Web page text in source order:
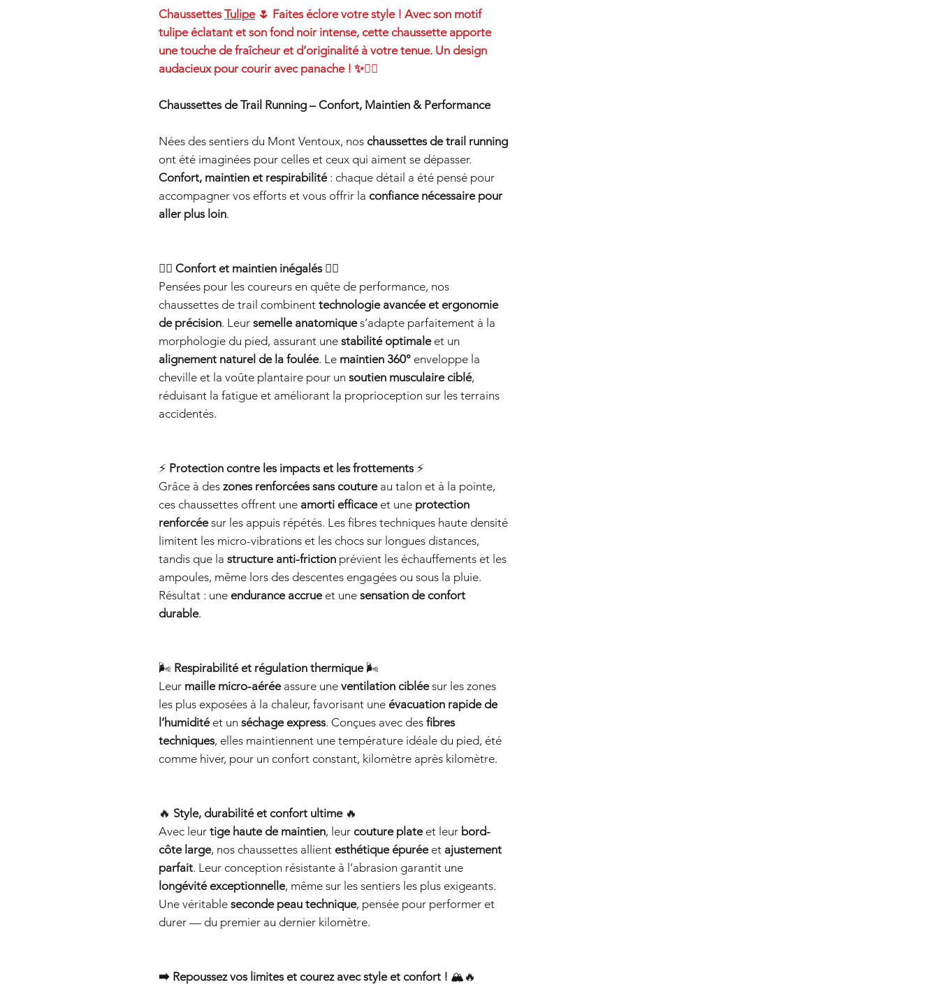
ChaussettesTulipe🌷 Faites éclore votre style ! Avec son motif
tulipe éclatant et son fond noir intense, cette chaussette apporte
une touche de fraîcheur et d’originalité à votre tenue. Un design
audacieux pour courir avec panache ! ✨🏃‍♀️
Chaussettes de Trail Running – Confort, Maintien & Performance
Nées des sentiers du Mont Ventoux, nos chaussettes de trail running
ont été imaginées pour celles et ceux qui aiment se dépasser.
Confort, maintien et respirabilité: chaque détail a été pensé pour
accompagner vos efforts et vous offrir la confiance nécessaire pour
aller plus loin.
🏃‍♂️ Confort et maintien inégalés🏃‍♂️
Pensées pour les coureurs en quête de performance, nos
chaussettes de trail combinent technologie avancée et ergonomie
de précision. Leur semelle anatomiques’adapte parfaitement à la
morphologie du pied, assurant une stabilité optimaleet un
alignement naturel de la foulée. Le maintien 360° enveloppe la
cheville et la voûte plantaire pour un soutien musculaire ciblé,
réduisant la fatigue et améliorant la proprioception sur les terrains
accidentés.
⚡ Protection contre les impacts et les frottements⚡
Grâce à des zones renforcées sans coutureau talon et à la pointe,
ces chaussettes offrent une amorti efficaceet une protection
renforcéesur les appuis répétés. Les fibres techniques haute densité
limitent les micro-vibrations et les chocs sur longues distances,
tandis que la structure anti-friction prévient les échauffements et les
ampoules, même lors des descentes engagées ou sous la pluie.
Résultat : une endurance accrueet une sensation de confort
durable.
🌬️ Respirabilité et régulation thermique🌬️
Leur maille micro-aéréeassure une ventilation cibléesur les zones
les plus exposées à la chaleur, favorisant une évacuation rapide de
l’humiditéet un séchage express. Conçues avec des fibres
techniques, elles maintiennent une température idéale du pied, été
comme hiver, pour un confort constant, kilomètre après kilomètre.
🔥 Style, durabilité et confort ultime🔥
Avec leur tige haute de maintien, leur couture plateet leur bord-
côte large, nos chaussettes allient esthétique épuréeet ajustement
parfait. Leur conception résistante à l’abrasion garantit une
longévité exceptionnelle, même sur les sentiers les plus exigeants.
Une véritable seconde peau technique, pensée pour performer et
durer — du premier au dernier kilomètre.
➡️ Repoussez vos limites et courez avec style et confort ! 🏔️🔥